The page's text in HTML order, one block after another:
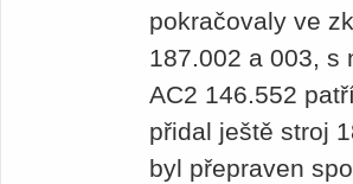
pokračovaly ve
187.002 a 003, s
AC2 146.552
přidal ještě stroj
byl přepraven